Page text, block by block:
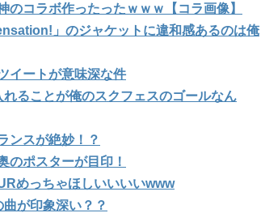
のコラボ作ったったｗｗｗ【コラ画像】
」のジャケットに違和感あるのは俺
イートが意味深な件
れることが俺のスクフェスのゴールなん
ンスが絶妙！？
のポスターが目印！
めっちゃほしいいいいwww
曲が印象深い？？